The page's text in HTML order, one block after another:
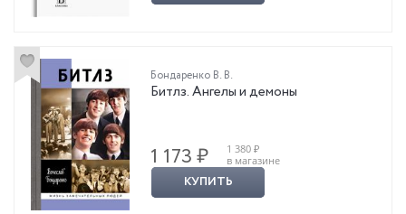
Бондаренко В. В.
Битлз. Ангелы и демоны
1 173 ₽
1 380 ₽
в магазине
КУПИТЬ